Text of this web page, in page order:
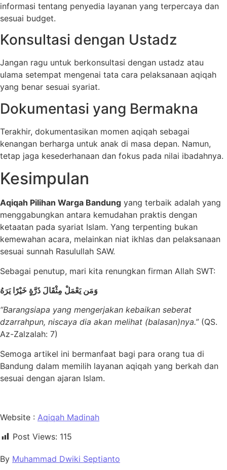
informasi tentang penyedia layanan yang terpercaya dan
sesuai budget.
Konsultasi dengan Ustadz
Jangan ragu untuk berkonsultasi dengan ustadz atau
ulama setempat mengenai tata cara pelaksanaan aqiqah
yang benar sesuai syariat.
Dokumentasi yang Bermakna
Terakhir, dokumentasikan momen aqiqah sebagai
kenangan berharga untuk anak di masa depan. Namun,
tetap jaga kesederhanaan dan fokus pada nilai ibadahnya.
Kesimpulan
Aqiqah Pilihan Warga Bandung yang terbaik adalah yang
menggabungkan antara kemudahan praktis dengan
ketaatan pada syariat Islam. Yang terpenting bukan
kemewahan acara, melainkan niat ikhlas dan pelaksanaan
sesuai sunnah Rasulullah SAW.
Sebagai penutup, mari kita renungkan firman Allah SWT:
وَمَن يَعْمَلْ مِثْقَالَ ذَرَّةٍ خَيْرًا يَرَهُ
“Barangsiapa yang mengerjakan kebaikan seberat
dzarrahpun, niscaya dia akan melihat (balasan)nya.”(QS.
Az-Zalzalah: 7)
Semoga artikel ini bermanfaat bagi para orang tua di
Bandung dalam memilih layanan aqiqah yang berkah dan
sesuai dengan ajaran Islam.
Website : Aqiqah Madinah
Post Views: 115
By Muhammad Dwiki Septianto